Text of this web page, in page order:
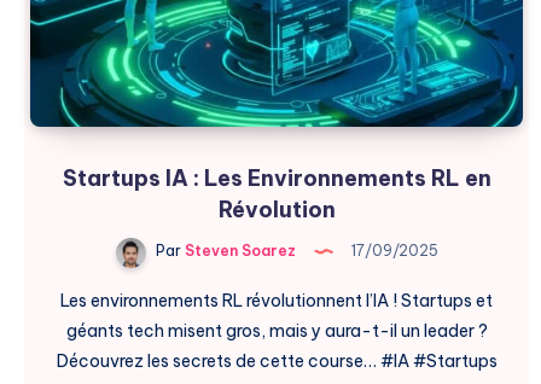
Startups IA : Les Environnements RL en
Révolution
ParSteven Soarez 17/09/2025
Les environnements RL révolutionnent l’IA ! Startups et
géants tech misent gros, mais y aura-t-il un leader ?
Découvrez les secrets de cette course… #IA #Startups